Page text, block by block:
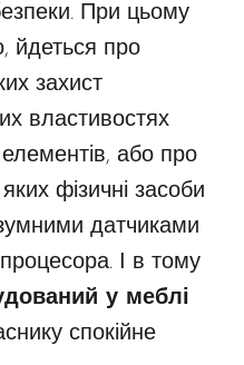
При цьому
йдеться про
захист
властивостях
або про
фізичні засоби
датчиками
І в тому
у меблі
спокійне